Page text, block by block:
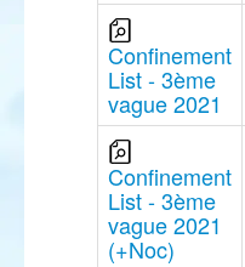
Confinement
List - 3ème
vague 2021
Confinement
List - 3ème
vague 2021
(+Noc)